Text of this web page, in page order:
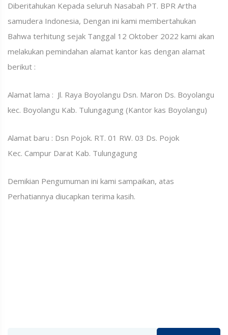
Diberitahukan Kepada seluruh Nasabah PT. BPR Artha
samudera Indonesia, Dengan ini kami membertahukan
Bahwa terhitung sejak Tanggal 12 Oktober 2022 kami akan
melakukan pemindahan alamat kantor kas dengan alamat
berikut :
Alamat lama : Jl. Raya Boyolangu Dsn. Maron Ds. Boyolangu
kec. Boyolangu Kab. Tulungagung (Kantor kas Boyolangu)
Alamat baru : Dsn Pojok. RT. 01 RW. 03 Ds. Pojok
Kec. Campur Darat Kab. Tulungagung
Demikian Pengumuman ini kami sampaikan, atas
Perhatiannya diucapkan terima kasih.